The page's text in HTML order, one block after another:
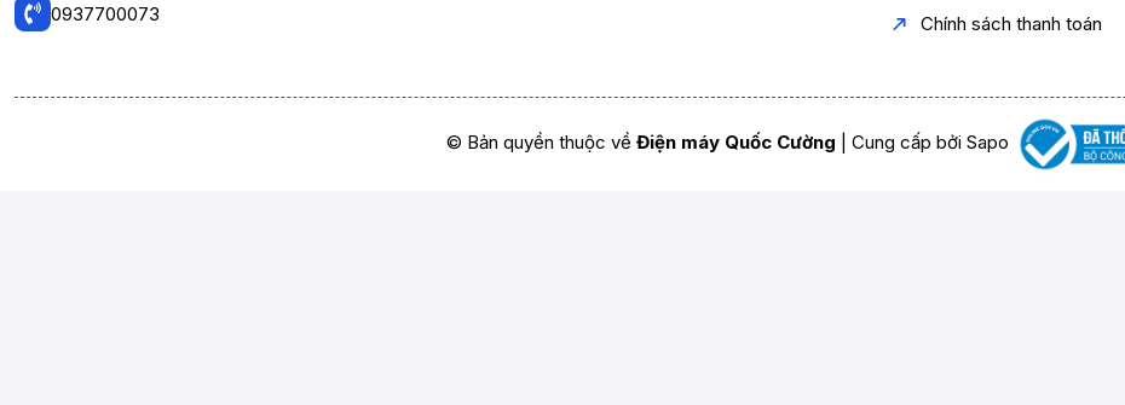
0937700073
Chính sách thanh toán
© Bản quyền thuộc về Điện máy Quốc Cường Cung cấp bởi Sapo